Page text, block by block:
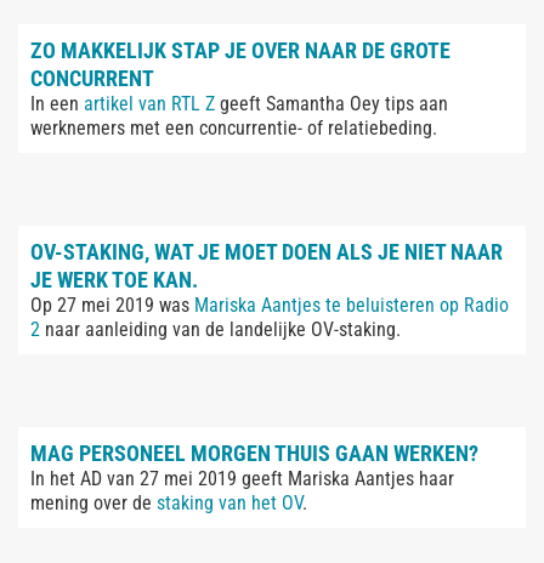
ZO MAKKELIJK STAP JE OVER NAAR DE GROTE
CONCURRENT
In een artikel van RTL Z geeft Samantha Oey tips aan
werknemers met een concurrentie- of relatiebeding.
OV-STAKING, WAT JE MOET DOEN ALS JE NIET NAAR
JE WERK TOE KAN.
Op 27 mei 2019 was Mariska Aantjes te beluisteren op Radio
2 naar aanleiding van de landelijke OV-staking.
MAG PERSONEEL MORGEN THUIS GAAN WERKEN?
In het AD van 27 mei 2019 geeft Mariska Aantjes haar
mening over de staking van het OV.